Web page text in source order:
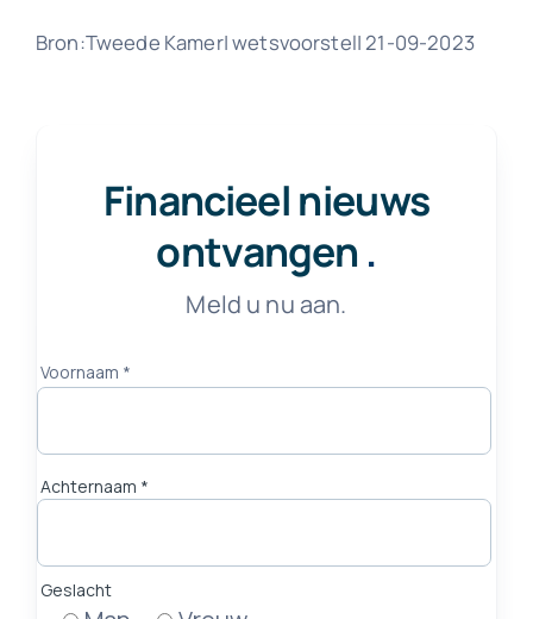
Bron:Tweede Kamer| wetsvoorstel| 21-09-2023
Financieel nieuws
ontvangen .
Meld u nu aan.